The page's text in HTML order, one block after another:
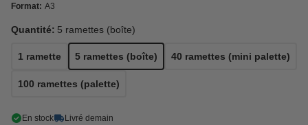
Format: A3
Quantité: 5 ramettes (boîte)
1 ramette 5 ramettes (boîte) 40 ramettes (mini palette)
100 ramettes (palette)
En stock Livré demain